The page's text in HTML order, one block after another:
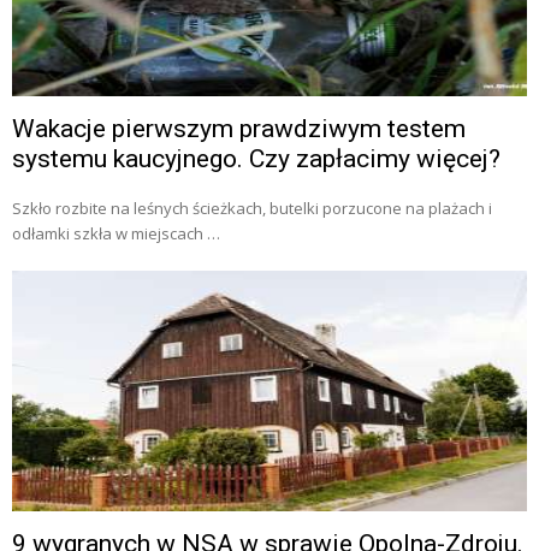
Wakacje pierwszym prawdziwym testem
systemu kaucyjnego. Czy zapłacimy więcej?
Szkło rozbite na leśnych ścieżkach, butelki porzucone na plażach i
odłamki szkła w miejscach …
9 wygranych w NSA w sprawie Opolna-Zdroju.